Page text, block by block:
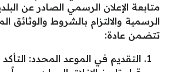
متابعة الإعلان الرسمي الصادر عن
الرسمية والالتزام بالشروط والوثائق
تتضمن عادة:
التقديم في الموعد المحدد: